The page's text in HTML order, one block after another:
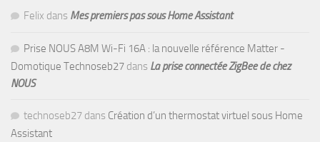
Felix dans Mes premiers pas sous Home Assistant
Prise NOUS A8M Wi-Fi 16A : la nouvelle référence Matter -
Domotique Technoseb27 dans La prise connectée ZigBee de chez
NOUS
technoseb27 dans Création d’un thermostat virtuel sous Home
Assistant